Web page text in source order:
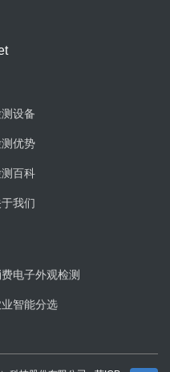
设备
优势
百科
我们
电子外观检测
业智能分选